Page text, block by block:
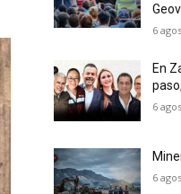
6
En
6
6